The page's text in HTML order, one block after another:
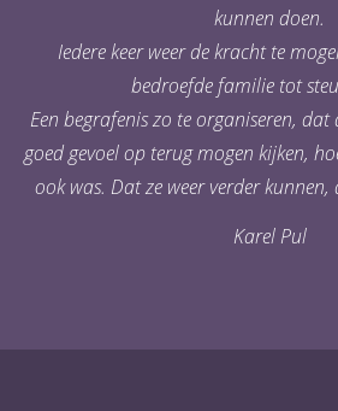
kunnen doen.
Iedere keer weer de kracht te
bedroefde familie tot
Een begrafenis zo te organiseren, dat
goed gevoel op terug mogen kijken,
ook was. Dat ze weer verder
Karel Pul